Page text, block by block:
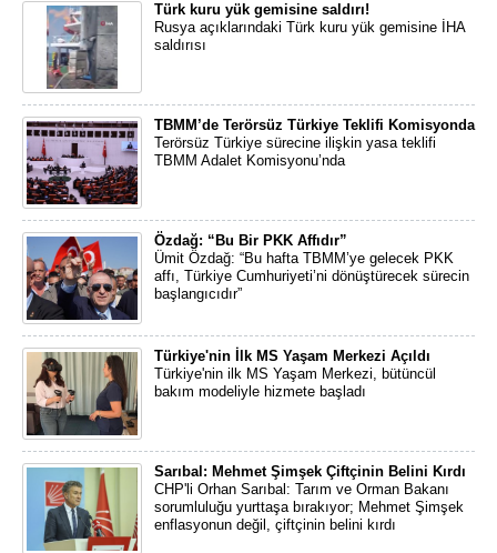
Türk kuru yük gemisine saldırı!
Rusya açıklarındaki Türk kuru yük gemisine İHA
saldırısı
TBMM’de Terörsüz Türkiye Teklifi Komisyonda
Terörsüz Türkiye sürecine ilişkin yasa teklifi
TBMM Adalet Komisyonu’nda
Özdağ: “Bu Bir PKK Affıdır”
Ümit Özdağ: “Bu hafta TBMM’ye gelecek PKK
affı, Türkiye Cumhuriyeti’ni dönüştürecek sürecin
başlangıcıdır”
Türkiye'nin İlk MS Yaşam Merkezi Açıldı
Türkiye'nin ilk MS Yaşam Merkezi, bütüncül
bakım modeliyle hizmete başladı
Sarıbal: Mehmet Şimşek Çiftçinin Belini Kırdı
CHP'li Orhan Sarıbal: Tarım ve Orman Bakanı
sorumluluğu yurttaşa bırakıyor; Mehmet Şimşek
enflasyonun değil, çiftçinin belini kırdı